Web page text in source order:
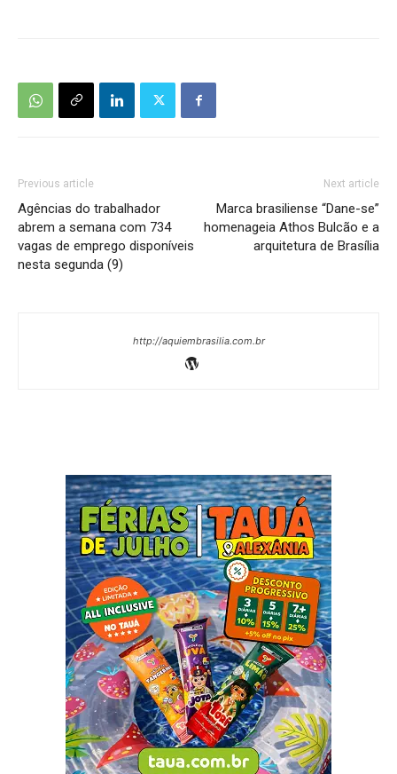
Previous article
Agências do trabalhador
abrem a semana com 734
vagas de emprego disponíveis
nesta segunda (9)
Next article
Marca brasiliense “Dane-se”
homenageia Athos Bulcão e a
arquitetura de Brasília
http://aquiembrasilia.com.br